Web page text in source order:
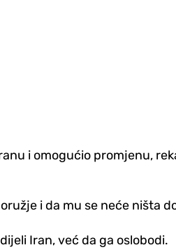
i omogućio promjenu,
i da mu se neće ništa
Iran, već da ga oslobodi.